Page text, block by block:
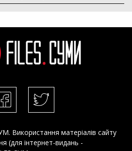
Використання матеріалів сайту
(для інтернет-видань -